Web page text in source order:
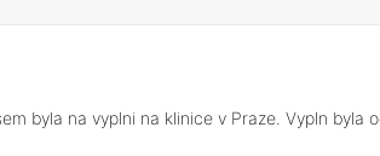
byla na vyplni na klinice v Praze. Vypln byla